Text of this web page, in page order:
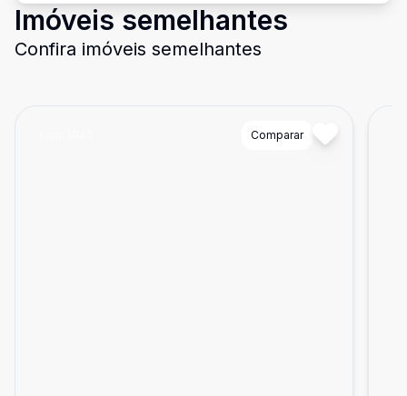
Imóveis semelhantes
Confira imóveis semelhantes
Comparar